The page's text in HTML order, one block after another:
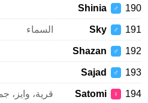
♂
Shinia
♂
Sky السماء
♂
Shazan
♂
Sajad
♀
Satomi قرية، وايز، جميل